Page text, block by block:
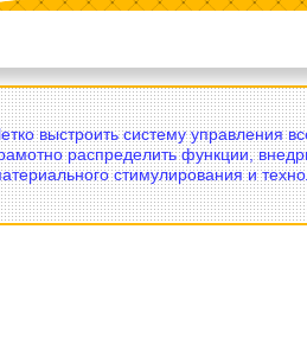
выстроить систему управления
распределить функции,
стимулирования и